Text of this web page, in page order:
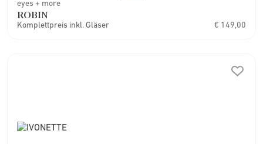
eyes + more
ROBIN
Komplettpreis inkl. Gläser € 149,00